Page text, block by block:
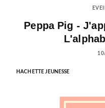
Peppa Pig -
HACHETTE JEUNESSE